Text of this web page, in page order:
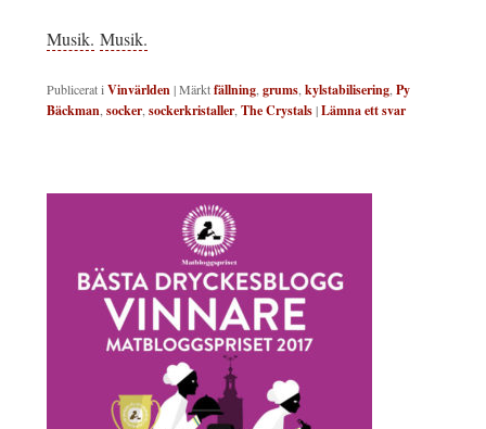
Musik. Musik.
Publicerat iVinvärlden|Märktfällning,grums,kylstabilisering,Py
Bäckman,socker,sockerkristaller,The Crystals|Lämna ett svar